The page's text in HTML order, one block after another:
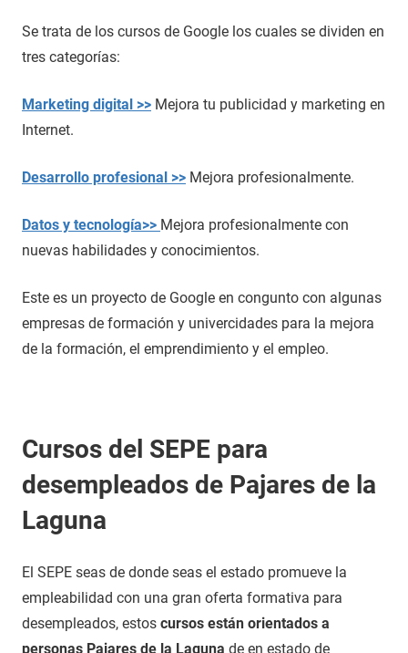
Se trata de los cursos de Google los cuales se dividen en
tres categorías:
Marketing digital >> Mejora tu publicidad y marketing en
Internet.
Desarrollo profesional >> Mejora profesionalmente.
Datos y tecnología>> Mejora profesionalmente con
nuevas habilidades y conocimientos.
Este es un proyecto de Google en congunto con algunas
empresas de formación y univercidades para la mejora
de la formación, el emprendimiento y el empleo.
Cursos del SEPE para
desempleados de Pajares de la
Laguna
El SEPE seas de donde seas el estado promueve la
empleabilidad con una gran oferta formativa para
desempleados, estos cursos están orientados a
personas Pajares de la Laguna de en estado de